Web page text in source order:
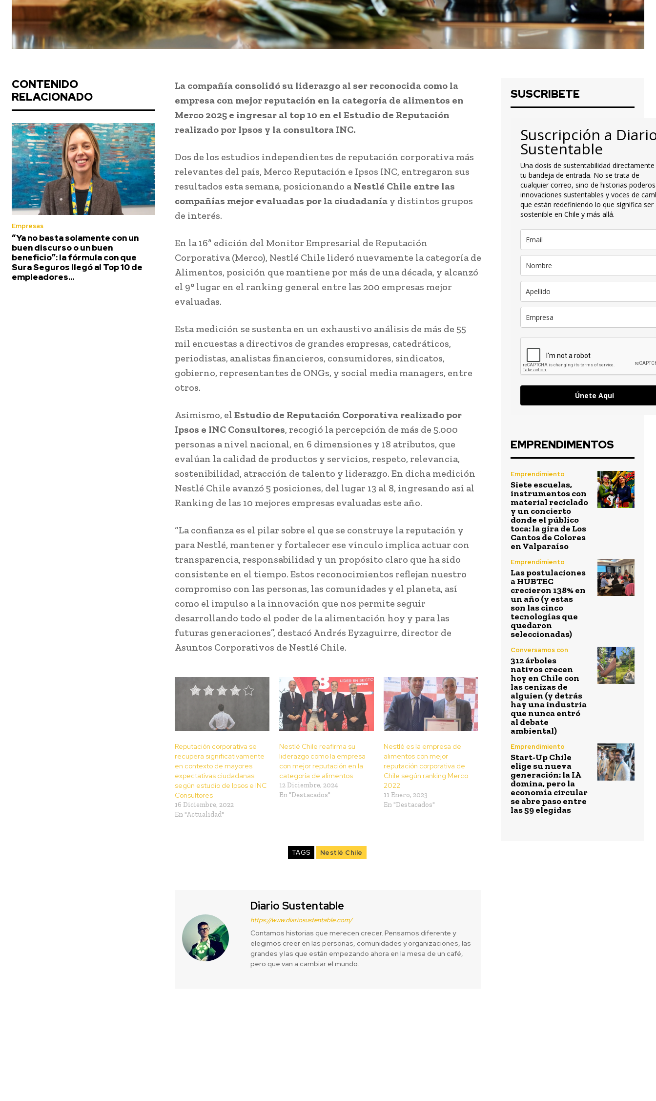
CONTENIDO
RELACIONADO
Empresas
“Ya no basta solamente con un
buen discurso o un buen
beneficio”: la fórmula con que
Sura Seguros llegó al Top 10 de
empleadores...
La compañía consolidó su liderazgo al ser reconocida como la
empresa con mejor reputación en la categoría de alimentos en
Merco 2025 e ingresar al top 10 en el Estudio de Reputación
realizado por Ipsos y la consultora INC.
Dos de los estudios independientes de reputación corporativa más
relevantes del país, Merco Reputación e Ipsos INC, entregaron sus
resultados esta semana, posicionando a Nestlé Chile entre las
compañías mejor evaluadas por la ciudadanía y distintos grupos
de interés.
En la 16ª edición del Monitor Empresarial de Reputación
Corporativa (Merco), Nestlé Chile lideró nuevamente la categoría de
Alimentos, posición que mantiene por más de una década, y alcanzó
el 9° lugar en el ranking general entre las 200 empresas mejor
evaluadas.
Esta medición se sustenta en un exhaustivo análisis de más de 55
mil encuestas a directivos de grandes empresas, catedráticos,
periodistas, analistas financieros, consumidores, sindicatos,
gobierno, representantes de ONGs, y social media managers, entre
otros.
Asimismo, el Estudio de Reputación Corporativa realizado por
Ipsos e INC Consultores, recogió la percepción de más de 5.000
personas a nivel nacional, en 6 dimensiones y 18 atributos, que
evalúan la calidad de productos y servicios, respeto, relevancia,
sostenibilidad, atracción de talento y liderazgo. En dicha medición
Nestlé Chile avanzó 5 posiciones, del lugar 13 al 8, ingresando así al
Ranking de las 10 mejores empresas evaluadas este año.
“La confianza es el pilar sobre el que se construye la reputación y
para Nestlé, mantener y fortalecer ese vínculo implica actuar con
transparencia, responsabilidad y un propósito claro que ha sido
consistente en el tiempo. Estos reconocimientos reflejan nuestro
compromiso con las personas, las comunidades y el planeta, así
como el impulso a la innovación que nos permite seguir
desarrollando todo el poder de la alimentación hoy y para las
futuras generaciones”, destacó Andrés Eyzaguirre, director de
Asuntos Corporativos de Nestlé Chile.
Reputación corporativa se
recupera significativamente
en contexto de mayores
expectativas ciudadanas
según estudio de Ipsos e INC
Consultores
16 Diciembre, 2022
En "Actualidad"
Nestlé Chile reafirma su
liderazgo como la empresa
con mejor reputación en la
categoría de alimentos
12 Diciembre, 2024
En "Destacados"
Nestlé es la empresa de
alimentos con mejor
reputación corporativa de
Chile según ranking Merco
2022
11 Enero, 2023
En "Destacados"
TAGS Nestlé Chile
Diario Sustentable
https://www.diariosustentable.com/
Contamos historias que merecen crecer. Pensamos diferente y
elegimos creer en las personas, comunidades y organizaciones, las
grandes y las que están empezando ahora en la mesa de un café,
pero que van a cambiar el mundo.
SUSCRIBETE
Suscripción a
Sustentable
Una dosis de sustentabilidad
tu bandeja de entrada. No se trata de
cualquier correo, sino de historias
innovaciones sustentables y voces de
que están redefiniendo lo que significa ser
sostenible en Chile y más allá.
Únete Aquí
EMPRENDIMENTOS
Emprendimiento
Siete escuelas,
instrumentos con
material reciclado
y un concierto
donde el público
toca: la gira de Los
Cantos de Colores
en Valparaíso
Emprendimiento
Las postulaciones
a HUBTEC
crecieron 138% en
un año (y estas
son las cinco
tecnologías que
quedaron
seleccionadas)
Conversamos con
312 árboles
nativos crecen
hoy en Chile con
las cenizas de
alguien (y detrás
hay una industria
que nunca entró
al debate
ambiental)
Emprendimiento
Start-Up Chile
elige su nueva
generación: la IA
domina, pero la
economía circular
se abre paso entre
las 59 elegidas